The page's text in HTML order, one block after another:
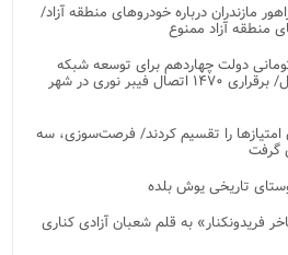
مازندران درباره خودروهای منطقه آزاد/
منطقه آزاد ممنوع
۱۸۰ میلیارد تومانی دولت چهاردهم برای توسعه شبکه
تلفن همراه و فیبر نوری در آمل/ برقراری ۱۴۷۰ اتصال فیبر نوری در شهر
را تقسیم کردند/ فرصت‌سوزی، سه
گرفت
تاریخی یوش بلده
فریدونکنار» به قلم شعبان آزادی کناری